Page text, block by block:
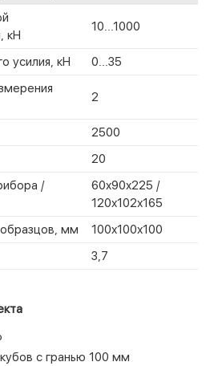
кН
10...1000
усилия, кН
0...35
2
2500
20
/
60x90x225 /
120х102х165
мм
100х100х100
3,7
с гранью 100 мм